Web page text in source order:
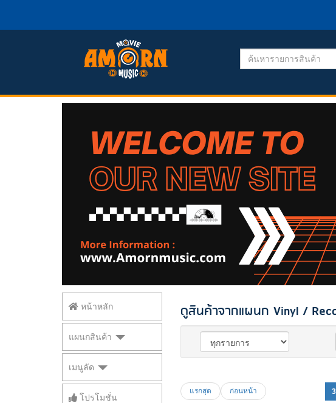
หน้าหลัก
แผนกสินค้า
เมนูลัด
โปรโมชั่น
ดูสินค้าจากแผนก Vinyl /
แรกสุด ก่อนหน้า